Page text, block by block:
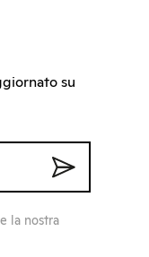
su
la nostra